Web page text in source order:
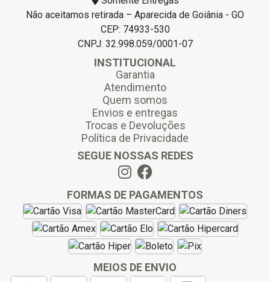
Não aceitamos retirada – Aparecida de Goiânia - GO
CEP: 74933-530
CNPJ: 32.998.059/0001-07
INSTITUCIONAL
Garantia
Atendimento
Quem somos
Envios e entregas
Trocas e Devoluções
Política de Privacidade
SEGUE NOSSAS REDES
FORMAS DE PAGAMENTOS
MEIOS DE ENVIO